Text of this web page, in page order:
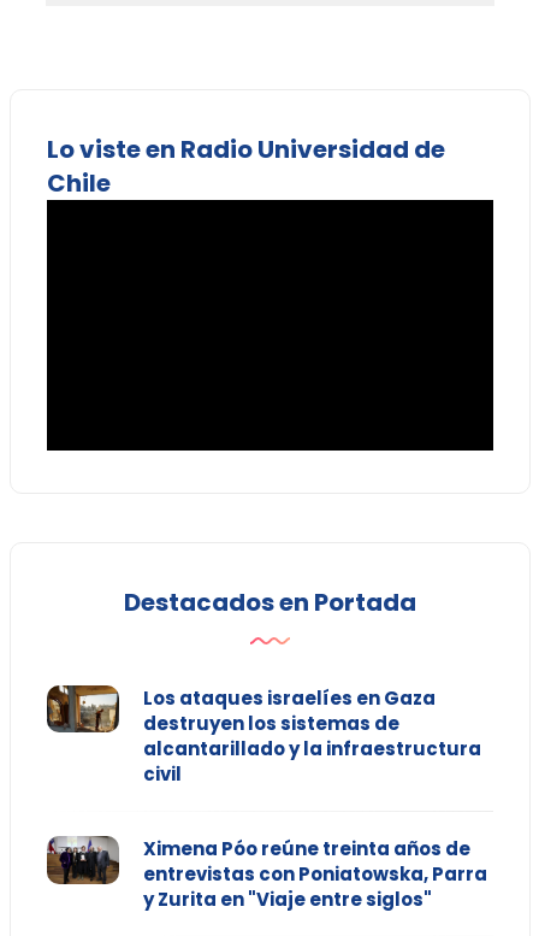
Lo viste en Radio Universidad de
Chile
Destacados en Portada
Los ataques israelíes en Gaza
destruyen los sistemas de
alcantarillado y la infraestructura
civil
Ximena Póo reúne treinta años de
entrevistas con Poniatowska, Parra
y Zurita en "Viaje entre siglos"